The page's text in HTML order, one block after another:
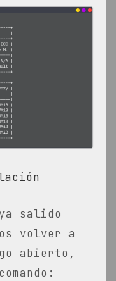
salido
volver a
abierto,